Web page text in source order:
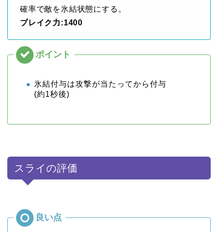
確率で敵を氷結状態にする。
ブレイク力:1400
氷結付与は攻撃が当たってから付与
(約1秒後)
スライの評価